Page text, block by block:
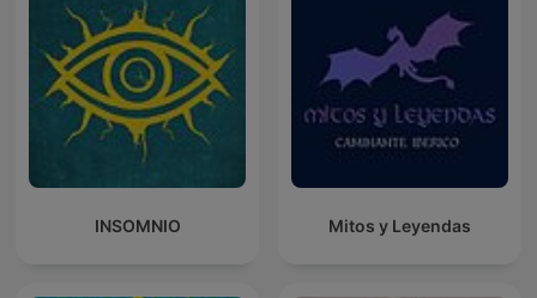
INSOMNIO Mitos y Leyendas